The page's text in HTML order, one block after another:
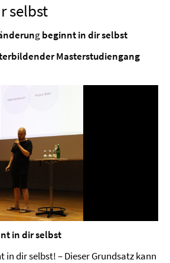
selbst
gbeginnt in dir selbst
Masterstudiengang
in dir selbst
in dir selbst! – Dieser Grundsatz kann